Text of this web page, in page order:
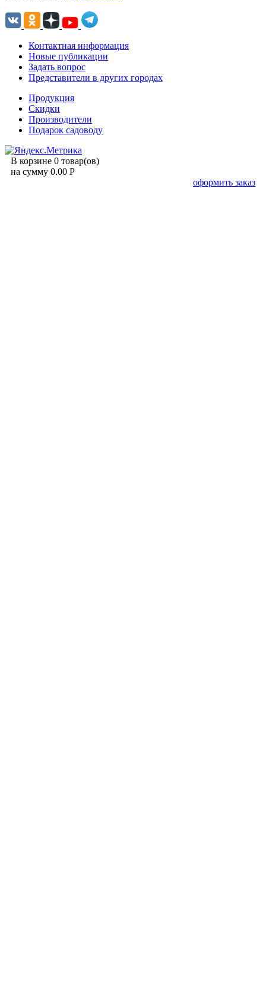
Контактная информация
Новые публикации
Задать вопрос
Представители в других городах
Продукция
Скидки
Производители
Подарок садоводу
В корзине 0 товар(ов)
на сумму 0.00 Р
оформить заказ